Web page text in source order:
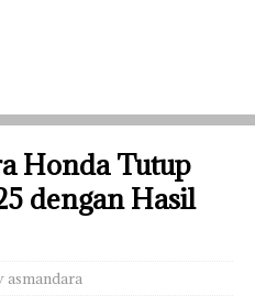
Honda Tutup
dengan Hasil
asmandara